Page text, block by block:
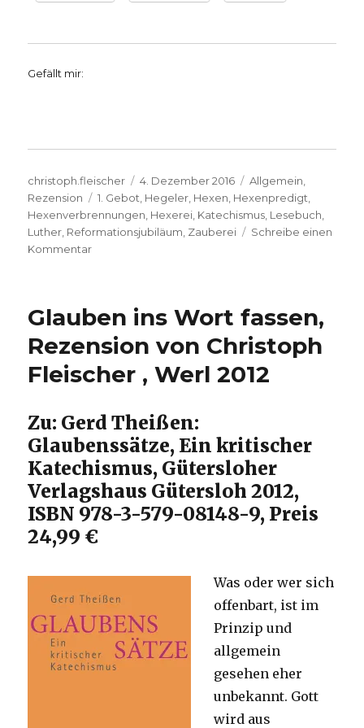
Gefällt mir:
Autor
christoph.fleischer
Veröffentlicht
am
4. Dezember 2016 Kategorien
Allgemein
Rezension
Schlagwörter
1. Gebot Hegeler Hexen Hexenpredigt
Hexenverbrennungen Hexerei Katechismus Lesebuch
Luther Reformationsjubiläum Zauberei
Schreibe einen
Kommentarzu
Hexenpredigten
aufgelegt,
Hartmut
Hegeler,
Unna
Glauben ins Wort fassen,
Rezension von Christoph
Fleischer , Werl 2012
Zu: Gerd Theißen:
Glaubenssätze, Ein kritischer
Katechismus, Gütersloher
Verlagshaus Gütersloh 2012,
ISBN 978-3-579-08148-9, Preis
24,99 €
Was oder wer sich
offenbart, ist im
Prinzip und
allgemein
gesehen eher
unbekannt. Gott
wird aus